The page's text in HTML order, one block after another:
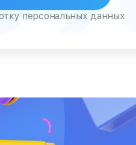
персональных данных